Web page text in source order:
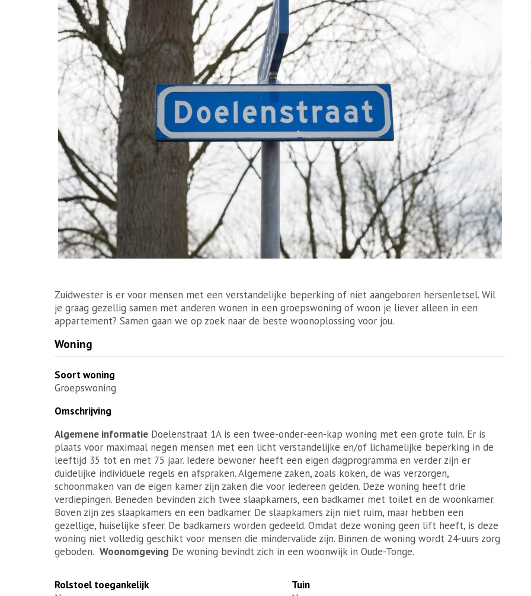
Zuidwester is er voor mensen met een verstandelijke beperking of niet aangeboren hersenletsel. Wil
je graag gezellig samen met anderen wonen in een groepswoning of woon je liever alleen in een
appartement? Samen gaan we op zoek naar de beste woonoplossing voor jou.
Woning
Soort woning
Groepswoning
Omschrijving
Algemene informatie Doelenstraat 1A is een twee-onder-een-kap woning met een grote tuin. Er is
plaats voor maximaal negen mensen met een licht verstandelijke en/of lichamelijke beperking in de
leeftijd 35 tot en met 75 jaar. Iedere bewoner heeft een eigen dagprogramma en verder zijn er
duidelijke individuele regels en afspraken. Algemene zaken, zoals koken, de was verzorgen,
schoonmaken van de eigen kamer zijn zaken die voor iedereen gelden. Deze woning heeft drie
verdiepingen. Beneden bevinden zich twee slaapkamers, een badkamer met toilet en de woonkamer.
Boven zijn zes slaapkamers en een badkamer. De slaapkamers zijn niet ruim, maar hebben een
gezellige, huiselijke sfeer. De badkamers worden gedeeld. Omdat deze woning geen lift heeft, is deze
woning niet volledig geschikt voor mensen die mindervalide zijn. Binnen de woning wordt 24-uurs zorg
geboden. Woonomgeving De woning bevindt zich in een woonwijk in Oude-Tonge.
Rolstoel toegankelijk
Tuin